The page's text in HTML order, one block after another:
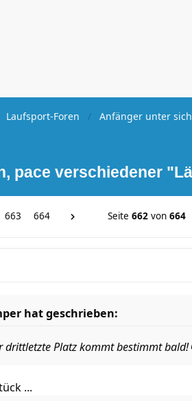
Laufsport-Foren Anfänger unter sich
pace verschiedener
663 664 Seite 662 von 664
hat geschrieben:
drittletzte Platz kommt bestimmt bald!
...